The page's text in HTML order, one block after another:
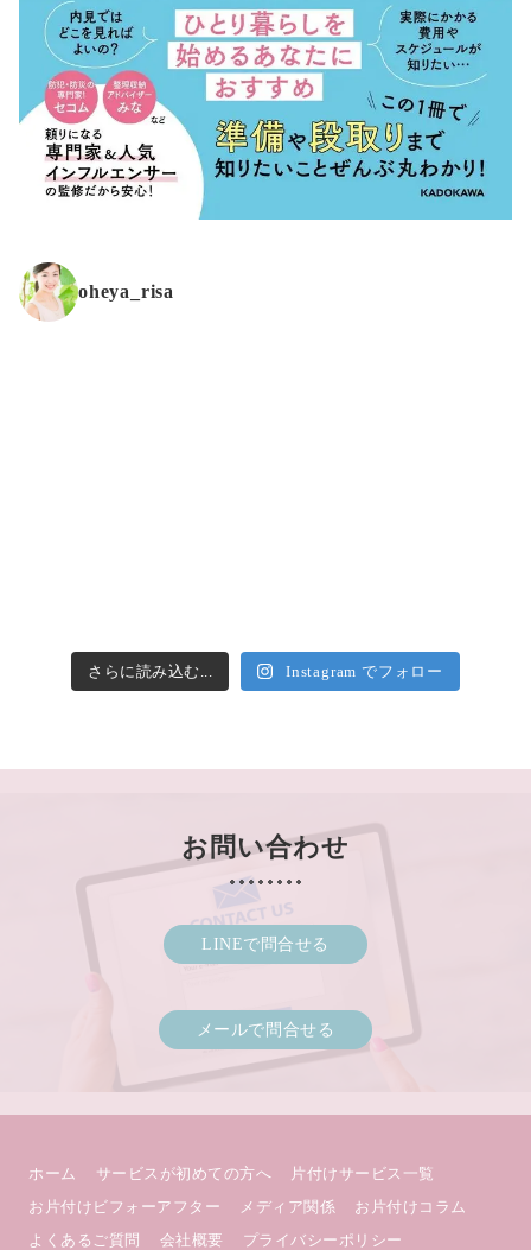
oheya_risa
さらに読み込む... Instagram でフォロー
お問い合わせ
LINEで問合せる
メールで問合せる
ホーム サービスが初めての方へ
片付けサービス一覧
お片付けビフォーアフター
メディア関係
お片付けコラム
よくあるご質問
会社概要 プライバシーポリシー